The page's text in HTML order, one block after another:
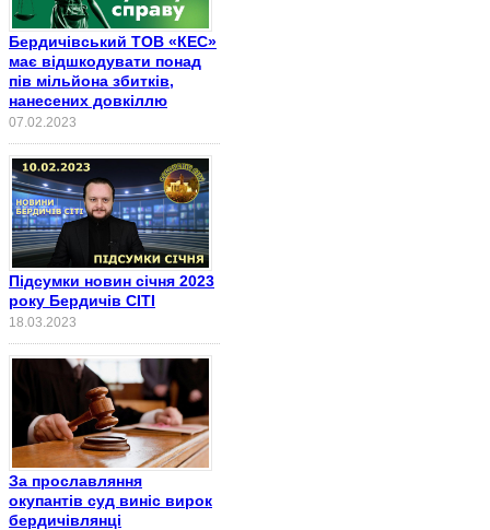
Бердичівський ТОВ «КЕС»
має відшкодувати понад
пів мільйона збитків,
нанесених довкіллю
07.02.2023
Підсумки новин січня 2023
року Бердичів СІТІ
18.03.2023
За прославляння
окупантів суд виніс вирок
бердичівлянці